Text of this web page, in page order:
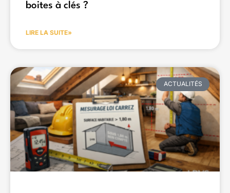
boites à clés ?
LIRE LA SUITE»
ACTUALITÉS